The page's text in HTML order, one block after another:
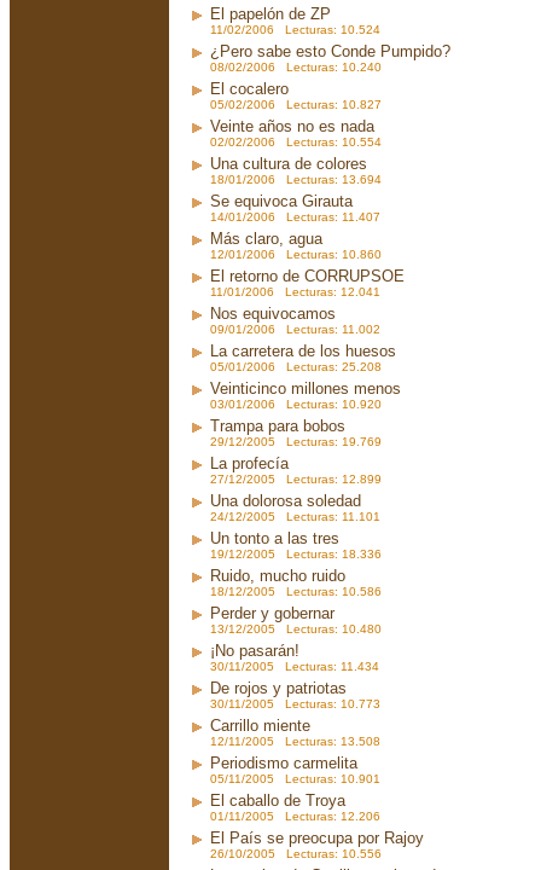
El papelón de ZP
11/02/2006 Lecturas: 10.524
¿Pero sabe esto Conde Pumpido?
08/02/2006 Lecturas: 10.240
El cocalero
05/02/2006 Lecturas: 10.827
Veinte años no es nada
02/02/2006 Lecturas: 10.554
Una cultura de colores
18/01/2006 Lecturas: 13.694
Se equivoca Girauta
14/01/2006 Lecturas: 11.407
Más claro, agua
12/01/2006 Lecturas: 10.860
El retorno de CORRUPSOE
11/01/2006 Lecturas: 12.041
Nos equivocamos
09/01/2006 Lecturas: 11.002
La carretera de los huesos
05/01/2006 Lecturas: 25.208
Veinticinco millones menos
03/01/2006 Lecturas: 10.920
Trampa para bobos
29/12/2005 Lecturas: 19.769
La profecía
27/12/2005 Lecturas: 12.899
Una dolorosa soledad
24/12/2005 Lecturas: 11.101
Un tonto a las tres
19/12/2005 Lecturas: 18.336
Ruido, mucho ruido
18/12/2005 Lecturas: 10.586
Perder y gobernar
13/12/2005 Lecturas: 10.480
¡No pasarán!
30/11/2005 Lecturas: 11.434
De rojos y patriotas
30/11/2005 Lecturas: 10.773
Carrillo miente
12/11/2005 Lecturas: 13.508
Periodismo carmelita
05/11/2005 Lecturas: 10.901
El caballo de Troya
01/11/2005 Lecturas: 12.206
El País se preocupa por Rajoy
26/10/2005 Lecturas: 10.556